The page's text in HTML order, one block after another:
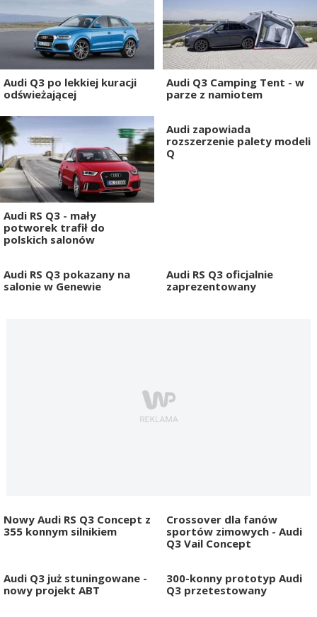
Audi Q3 po lekkiej kuracji
odświeżającej
Audi Q3 Camping Tent - w
parze z namiotem
Audi RS Q3 - mały
potworek trafił do
polskich salonów
Audi zapowiada
rozszerzenie palety modeli
Q
Audi RS Q3 pokazany na
salonie w Genewie
Audi RS Q3 oficjalnie
zaprezentowany
Nowy Audi RS Q3 Concept z
355 konnym silnikiem
Crossover dla fanów
sportów zimowych - Audi
Q3 Vail Concept
Audi Q3 już stuningowane -
nowy projekt ABT
300-konny prototyp Audi
Q3 przetestowany